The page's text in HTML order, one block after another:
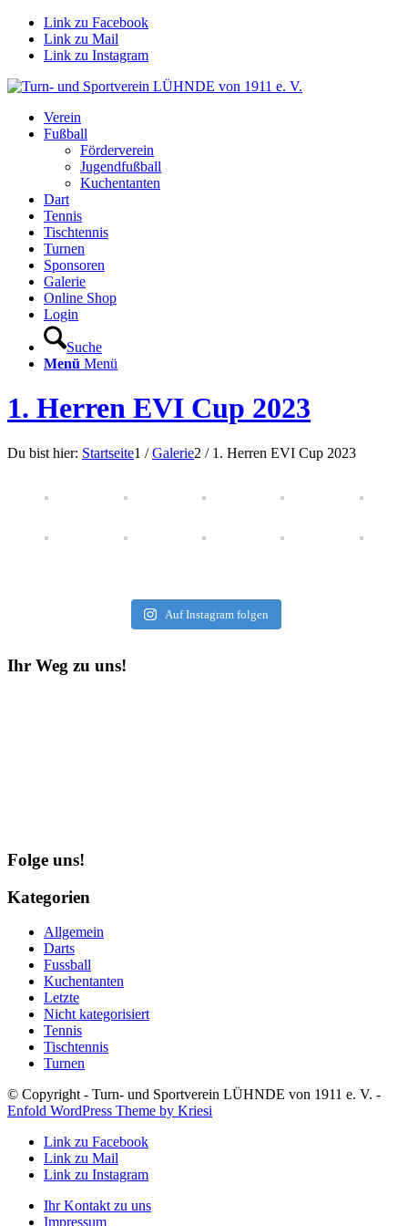
Link zu Facebook
Link zu Mail
Link zu Instagram
Verein
Fußball
Förderverein
Jugendfußball
Kuchentanten
Dart
Tennis
Tischtennis
Turnen
Sponsoren
Galerie
Online Shop
Login
Suche
Menü Menü
1. Herren EVI Cup 2023
Du bist hier: Startseite1 / Galerie2 / 1. Herren EVI Cup 2023
Auf Instagram folgen
Ihr Weg zu uns!
Folge uns!
Kategorien
Allgemein
Darts
Fussball
Kuchentanten
Letzte
Nicht kategorisiert
Tennis
Tischtennis
Turnen
© Copyright - Turn- und Sportverein LÜHNDE von 1911 e. V. -
Enfold WordPress Theme by Kriesi
Link zu Facebook
Link zu Mail
Link zu Instagram
Ihr Kontakt zu uns
Impressum